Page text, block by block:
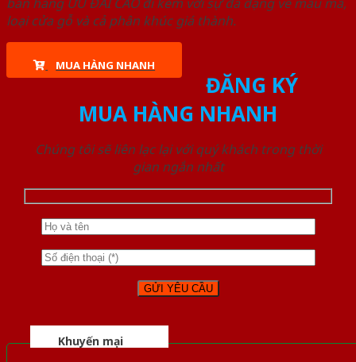
loại cửa gỗ và cả phân khúc giá thành.
MUA HÀNG NHANH
ĐĂNG KÝ
MUA HÀNG NHANH
Chúng tôi sẽ liên lạc lại với quý khách trong thời
gian ngắn nhất
Khuyến mại